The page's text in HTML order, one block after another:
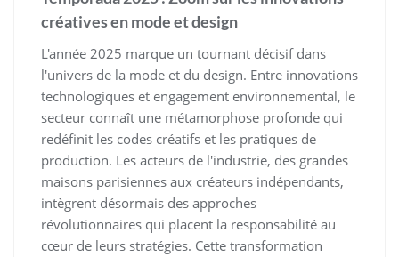
créatives en mode et design
L'année 2025 marque un tournant décisif dans
l'univers de la mode et du design. Entre innovations
technologiques et engagement environnemental, le
secteur connaît une métamorphose profonde qui
redéfinit les codes créatifs et les pratiques de
production. Les acteurs de l'industrie, des grandes
maisons parisiennes aux créateurs indépendants,
intègrent désormais des approches
révolutionnaires qui placent la responsabilité au
cœur de leurs stratégies. Cette transformation